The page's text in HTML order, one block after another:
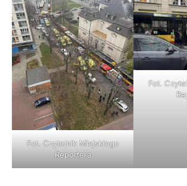
Fot. Czytelnik Miejskiego
Reportera
Fot.